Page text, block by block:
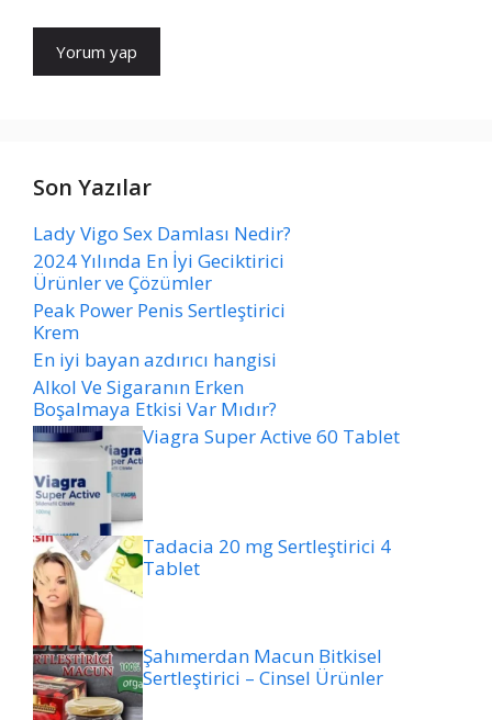
Son Yazılar
Lady Vigo Sex Damlası Nedir?
2024 Yılında En İyi Geciktirici
Ürünler ve Çözümler
Peak Power Penis Sertleştirici
Krem
En iyi bayan azdırıcı hangisi
Alkol Ve Sigaranın Erken
Boşalmaya Etkisi Var Mıdır?
Viagra Super Active 60 Tablet
Tadacia 20 mg Sertleştirici 4
Tablet
Şahımerdan Macun Bitkisel
Sertleştirici – Cinsel Ürünler